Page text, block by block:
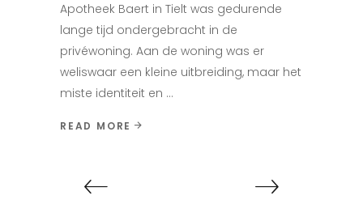
Apotheek Baert in Tielt was gedurende
lange tijd ondergebracht in de
privéwoning. Aan de woning was er
weliswaar een kleine uitbreiding, maar het
miste identiteit en
READ MORE